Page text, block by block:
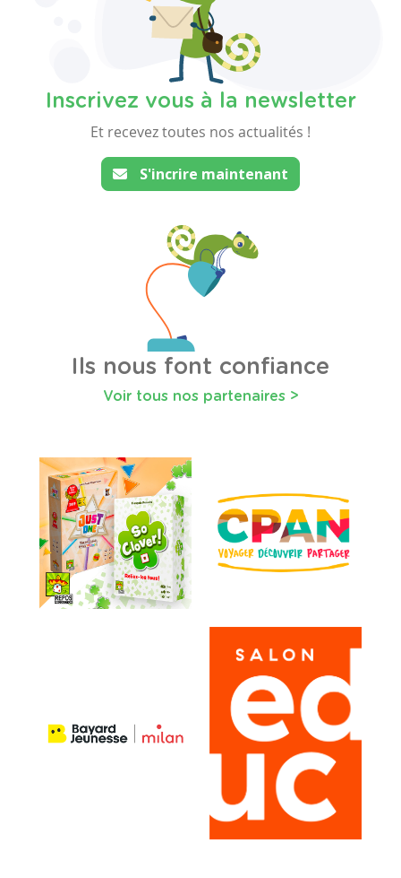
Inscrivez vous à la newsletter
Et recevez toutes nos actualités !
S'incrire maintenant
Ils nous font confiance
Voir tous nos partenaires >